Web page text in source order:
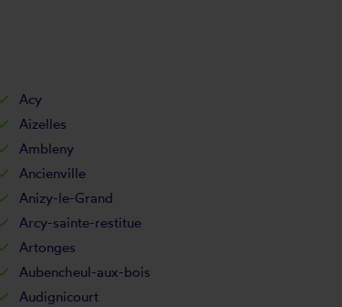
Acy
Aizelles
Ambleny
Ancienville
Anizy-le-Grand
Arcy-sainte-restitue
Artonges
Aubencheul-aux-bois
Audignicourt